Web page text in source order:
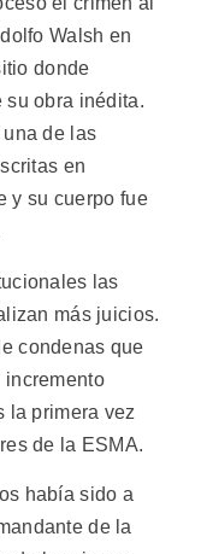
Walsh en
donde
su obra inédita.
de las
en
y su cuerpo fue
las
más juicios.
condenas que
incremento
la primera vez
de la ESMA.
había sido a
de la